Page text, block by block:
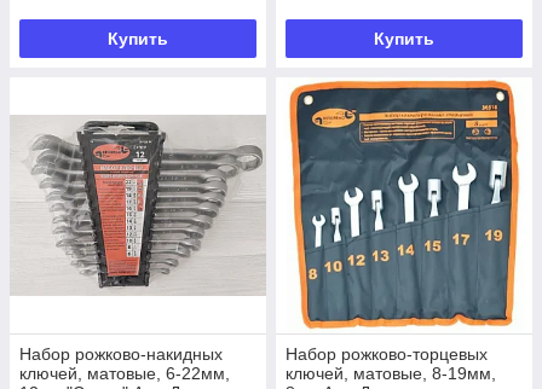
Купить Купить
Набор рожково-накидных
ключей, матовые, 6-22мм,
Набор рожково-торцевых
ключей, матовые, 8-19мм,